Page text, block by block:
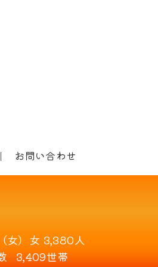
お問い合わせ
） 女 3,380人
3,409世帯